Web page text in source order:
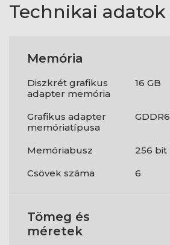
Technikai adatok
Memória
Diszkrét grafikus
adapter memória
16 GB
Grafikus adapter
memóriatípusa
GDDR6
Memóriabusz
256 bit
Csövek száma
6
Tömeg és
méretek